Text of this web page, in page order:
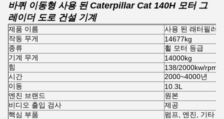
바퀴 이동형 사용 된 Caterpillar Cat 140H 모터 그
레이더 도로 건설 기계
제품 이름
사용 된 래터필러
작동 무게
14677kg
종류
휠 모터 등급
기계 무게
14000kg
힘
138/2000kw/rpm
시간
2000~4000년
이동
10.3L
엔진 브랜드
원본
비디오 출입 검사
제공
핵심 부품
펌프, 엔진, 기타